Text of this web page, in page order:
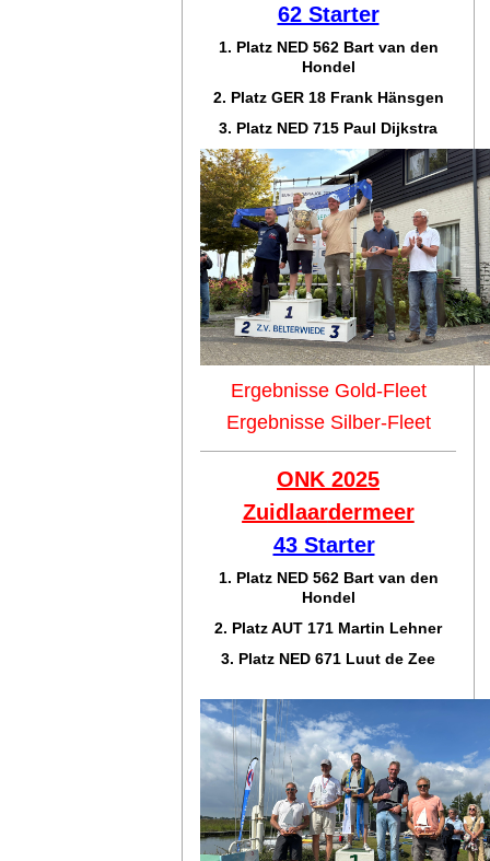
62 Starter
1. Platz NED 562 Bart van den
Hondel
2. Platz GER 18 Frank Hänsgen
3. Platz NED 715 Paul Dijkstra
Ergebnisse Gold-Fleet
Ergebnisse Silber-Fleet
ONK 2025
Zuidlaardermeer
43 Starter
1. Platz NED 562 Bart van den
Hondel
2. Platz AUT 171 Martin Lehner
3. Platz NED 671 Luut de Zee